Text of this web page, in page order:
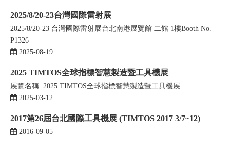
2025/8/20-23台灣國際雷射展
2025/8/20-23 台灣國際雷射展台北南港展覽館 二館 1樓Booth No.
P1326
2025-08-19
2025 TIMTOS全球指標智慧製造暨工具機展
展覽名稱: 2025 TIMTOS全球指標智慧製造暨工具機展
2025-03-12
2017第26屆台北國際工具機展 (TIMTOS 2017 3/7~12)
2016-09-05